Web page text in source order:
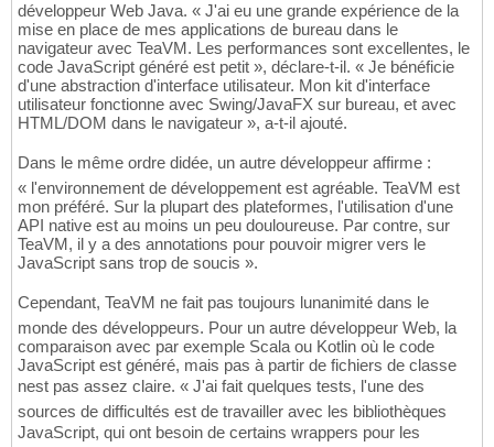
développeur Web Java. « J'ai eu une grande expérience de la
mise en place de mes applications de bureau dans le
navigateur avec TeaVM. Les performances sont excellentes, le
code JavaScript généré est petit », déclare-t-il. « Je bénéficie
d'une abstraction d'interface utilisateur. Mon kit d'interface
utilisateur fonctionne avec Swing/JavaFX sur bureau, et avec
HTML/DOM dans le navigateur », a-t-il ajouté.
Dans le même ordre didée, un autre développeur affirme :
« l'environnement de développement est agréable. TeaVM est
mon préféré. Sur la plupart des plateformes, l'utilisation d'une
API native est au moins un peu douloureuse. Par contre, sur
TeaVM, il y a des annotations pour pouvoir migrer vers le
JavaScript sans trop de soucis ».
Cependant, TeaVM ne fait pas toujours lunanimité dans le
monde des développeurs. Pour un autre développeur Web, la
comparaison avec par exemple Scala ou Kotlin où le code
JavaScript est généré, mais pas à partir de fichiers de classe
nest pas assez claire. « J'ai fait quelques tests, l'une des
sources de difficultés est de travailler avec les bibliothèques
JavaScript, qui ont besoin de certains wrappers pour les